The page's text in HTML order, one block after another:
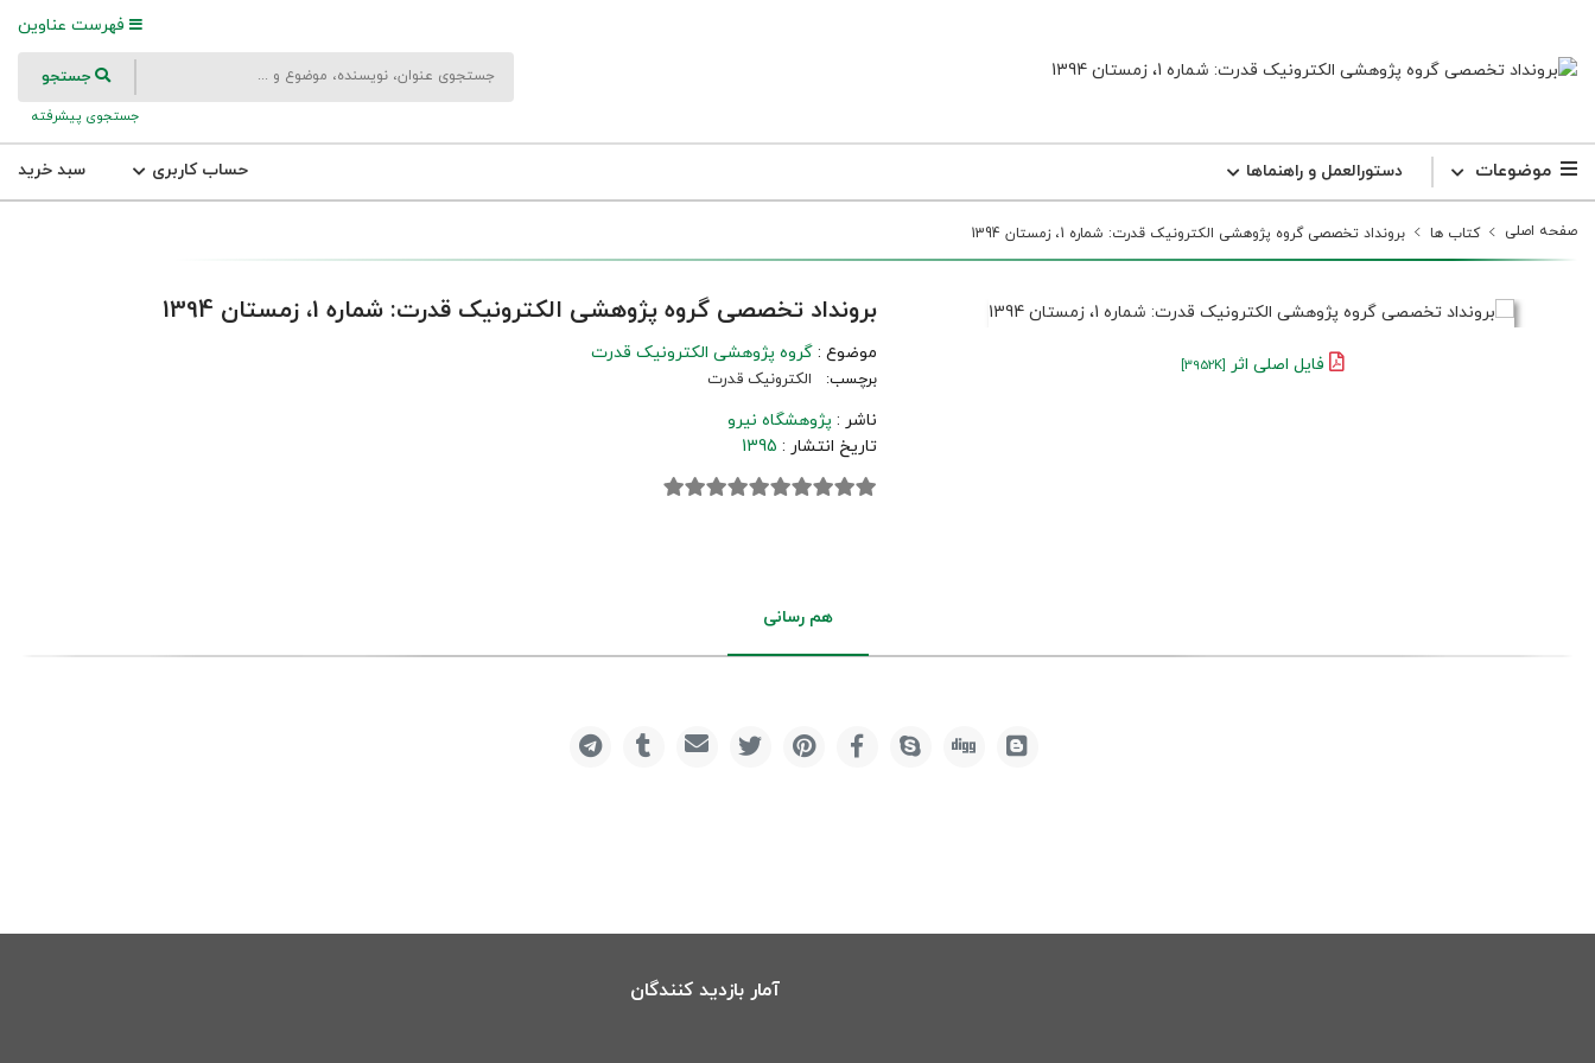
فهرست عناوین
جستجو
جستجوی پیشرفته
موضوعات دستورالعمل و راهنما‌ها حساب کاربری سبد خرید
صفحه اصلی کتاب ها برونداد تخصصی گروه پژوهشی الکترونیک قدرت: شماره 1، زمستان 1394
فایل اصلی اثر [3952K]
برونداد تخصصی گروه پژوهشی الکترونیک قدرت: شماره 1، زمستان 1394
موضوع : گروه پژوهشی الکترونیک قدرت
برچسب: الکترونیک قدرت
ناشر : پژوهشگاه نیرو
تاریخ انتشار : 1395
هم رسانی
آمار بازدید کنندگان